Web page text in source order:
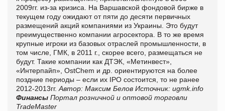
2009гг. из-за кризиса. На Варшавской фондовой бирже в
текущем году ожидают от пяти до десяти первичных
размещений акций компаниями из Украины. Это будут
преимущественно компании агросектора. В то же время
крупные игроки из базовых отраслей промышленности, в
том числе, ГМК, в 2011 г., скорее всего, размещаться не
будут. Такие компании как ДТЭК, «Метинвест»,
«Интерпайп», OstChem и др. ориентируются на более
поздние периоды – если их IPO состоится, то не ранее
2012-2013гг. Автор: Максим Белов Источник: ugmk.info
Финансы Портал розничной и оптовой торговли
TradeMaster